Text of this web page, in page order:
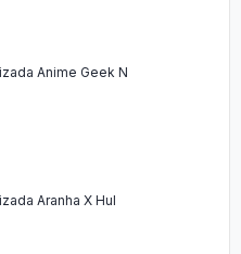
Anime Geek N
Aranha X Hul